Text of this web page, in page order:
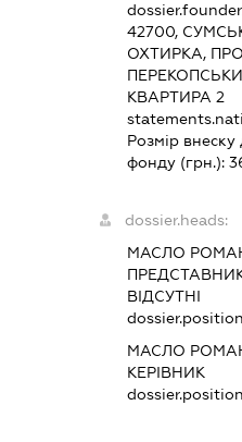
42700,
ОХТИРКА,
КВАРТИРА 2
Розмір внеску
фонду (грн.):
dossier.heads:
МАСЛО
ВІДСУТНІ
МАСЛО
КЕРІВНИК